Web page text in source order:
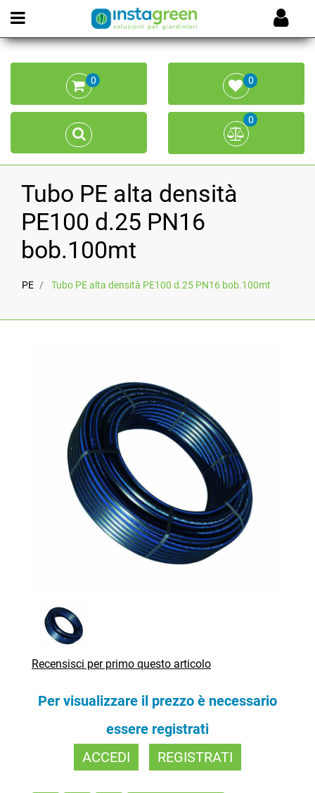
Open menu
0 0
0
Tubo PE alta densità
PE100 d.25 PN16
bob.100mt
PE Tubo PE alta densità PE100 d.25 PN16 bob.100mt
Recensisci per primo questo articolo
Per visualizzare il prezzo è necessario
essere registrati
ACCEDI
REGISTRATI